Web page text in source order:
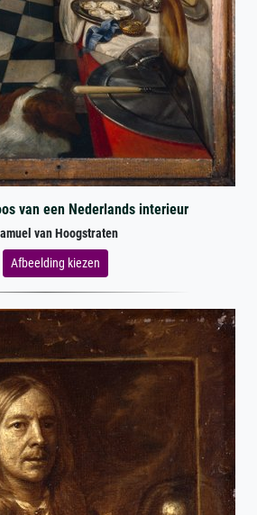
van een Nederlands interieur
van Hoogstraten
Afbeelding kiezen